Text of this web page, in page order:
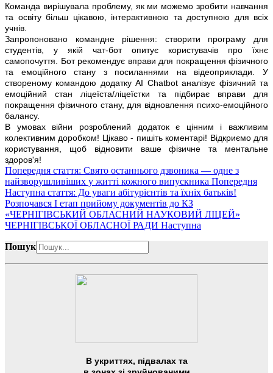
Команда вирішувала проблему, як ми можемо зробити навчання
та освіту більш цікавою, інтерактивною та доступною для всіх
учнів.
Запропоновано командне рішення: створити програму для
студентів, у якій чат-бот опитує користувачів про їхнє
самопочуття. Бот рекомендує вправи для покращення фізичного
та емоційного стану з посиланнями на відеоприклади. У
створеному командою додатку AI Chatbot аналізує фізичний та
емоційний стан ліцеїста/ліцеїстки та підбирає вправи для
покращення фізичного стану, для відновлення психо-емоційного
балансу.
В умовах війни розроблений додаток є цінним і важливим
колективним доробком! Цікаво - пишіть коментарі! Відкриємо для
користування, щоб відновити ваше фізичне та ментальне
здоров'я!
Попередня стаття: Свято останнього дзвоника — одне з
найзворушливіших у житті кожного випускника Попередня
Наступна стаття: До уваги абітурієнтів та їхніх батьків!
Розпочався І етап прийому документів до КЗ
«ЧЕРНІГІВСЬКИЙ ОБЛАСНИЙ НАУКОВИЙ ЛІЦЕЙ»
ЧЕРНІГІВСЬКОЇ ОБЛАСНОЇ РАДИ Наступна
Пошук
В укриттях, підвалах та